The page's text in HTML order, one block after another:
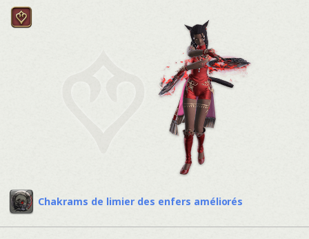
Chakrams de limier des enfers améliorés